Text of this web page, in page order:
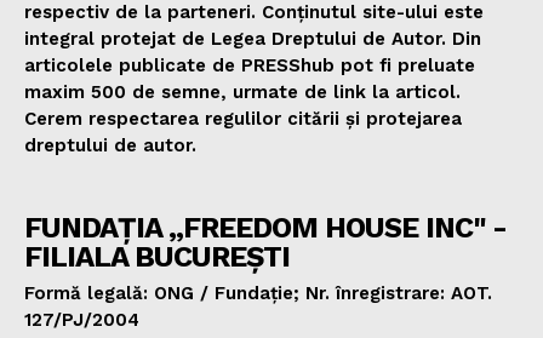
respectiv de la parteneri. Conținutul site-ului este
integral protejat de Legea Dreptului de Autor. Din
articolele publicate de PRESShub pot fi preluate
maxim 500 de semne, urmate de link la articol.
Cerem respectarea regulilor citării și protejarea
dreptului de autor.
FUNDAȚIA „FREEDOM HOUSE INC" -
FILIALA BUCUREȘTI
Formă legală: ONG / Fundație; Nr. înregistrare: AOT.
127/PJ/2004